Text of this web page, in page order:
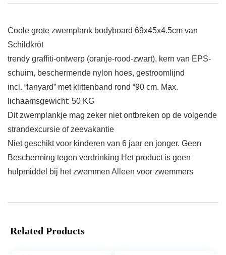
Coole grote zwemplank bodyboard 69x45x4.5cm van
Schildkröt
trendy graffiti-ontwerp (oranje-rood-zwart), kern van EPS-
schuim, beschermende nylon hoes, gestroomlijnd
incl. “lanyard” met klittenband rond “90 cm. Max.
lichaamsgewicht: 50 KG
Dit zwemplankje mag zeker niet ontbreken op de volgende
strandexcursie of zeevakantie
Niet geschikt voor kinderen van 6 jaar en jonger. Geen
Bescherming tegen verdrinking Het product is geen
hulpmiddel bij het zwemmen Alleen voor zwemmers
Related Products